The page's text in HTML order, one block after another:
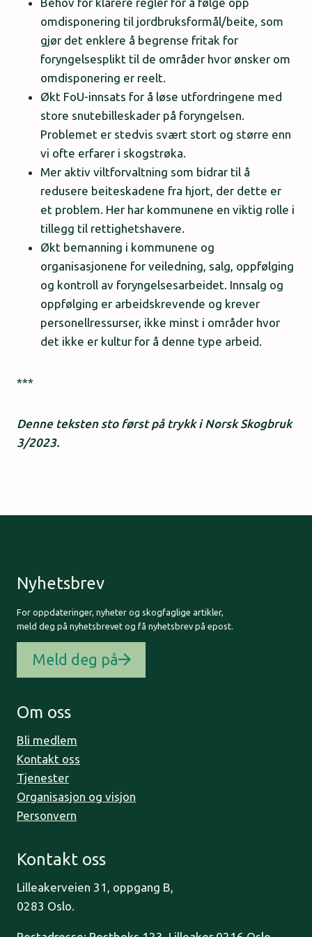
omdisponering til jordbruksformål/beite, som
gjør det enklere å begrense fritak for
foryngelsesplikt til de områder hvor ønsker om
omdisponering er reelt.
Økt FoU-innsats for å løse utfordringene med
store snutebilleskader på foryngelsen.
Problemet er stedvis svært stort og større enn
vi ofte erfarer i skogstrøka.
Mer aktiv viltforvaltning som bidrar til å
redusere beiteskadene fra hjort, der dette er
et problem. Her har kommunene en viktig rolle i
tillegg til rettighetshavere.
Økt bemanning i kommunene og
organisasjonene for veiledning, salg, oppfølging
og kontroll av foryngelsesarbeidet. Innsalg og
oppfølging er arbeidskrevende og krever
personellressurser, ikke minst i områder hvor
det ikke er kultur for å denne type arbeid.
***
Denne teksten sto først på trykk i Norsk Skogbruk
3/2023.
Nyhetsbrev
For oppdateringer, nyheter og skogfaglige artikler,
meld deg på nyhetsbrevet og få nyhetsbrev på epost.
Meld deg på
Om oss
Bli medlem
Kontakt oss
Tjenester
Organisasjon og visjon
Personvern
Kontakt oss
Lilleakerveien 31, oppgang B,
0283 Oslo.